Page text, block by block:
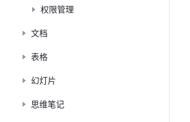
权限管理
文档
表格
幻灯片
思维笔记